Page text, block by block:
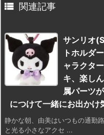
 関連記事
サンリオ
トホルダ
ャラクタ
キ、楽し
属パーツ
につけて一緒にお出かけ
静かな朝、由美はいつもの通勤
と光る小さなアクセ ...